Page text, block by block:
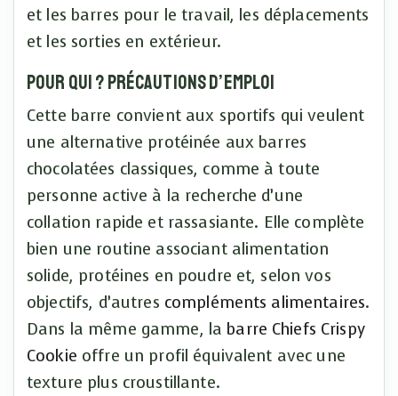
et les barres pour le travail, les déplacements
et les sorties en extérieur.
Pour qui ? Précautions d’emploi
Cette barre convient aux sportifs qui veulent
une alternative protéinée aux barres
chocolatées classiques, comme à toute
personne active à la recherche d’une
collation rapide et rassasiante. Elle complète
bien une routine associant alimentation
solide, protéines en poudre et, selon vos
objectifs, d’autres compléments alimentaires.
Dans la même gamme, la barre Chiefs Crispy
Cookie offre un profil équivalent avec une
texture plus croustillante.